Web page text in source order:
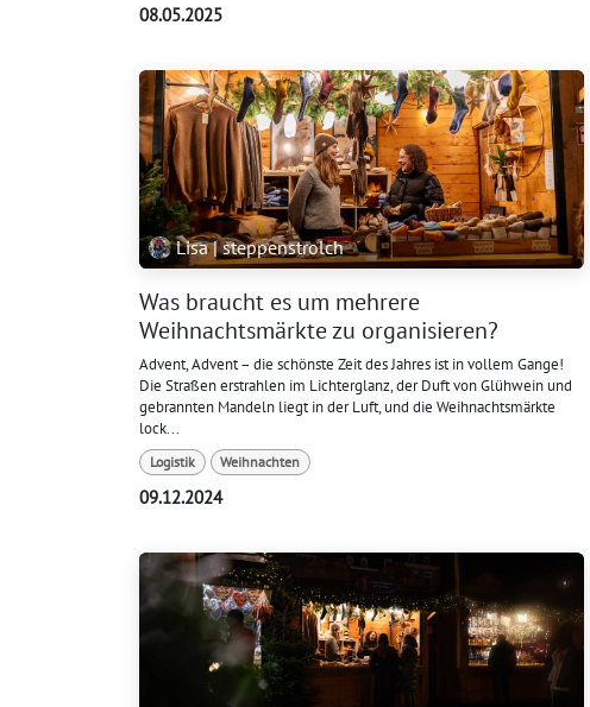
08.05.2025
Lisa | steppenstrolch
Was braucht es um mehrere
Weihnachtsmärkte zu organisieren?
Advent, Advent – die schönste Zeit des Jahres ist in vollem Gange!
Die Straßen erstrahlen im Lichterglanz, der Duft von Glühwein und
gebrannten Mandeln liegt in der Luft, und die Weihnachtsmärkte
lock...
Logistik Weihnachten
09.12.2024